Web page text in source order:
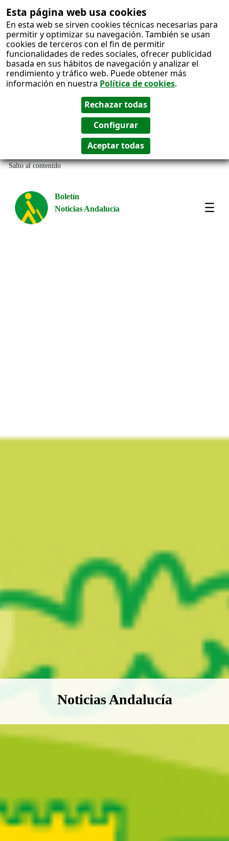
Esta página web usa cookies
En esta web se sirven cookies técnicas necesarias para
permitir y optimizar su navegación. También se usan
cookies de terceros con el fin de permitir
funcionalidades de redes sociales, ofrecer publicidad
basada en sus hábitos de navegación y analizar el
rendimiento y tráfico web. Puede obtener más
información en nuestra Política de cookies.
Salto al contenido
Boletín
Noticias Andalucía
Boletín Noticias Andalucía
Noticias Andalucía